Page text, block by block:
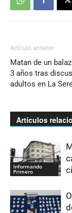
Artículo anterior
Matan de un
3 años tras
adultos en La
Artículos
Informando
Primero